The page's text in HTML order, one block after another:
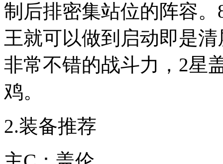
制后排密集站位的阵容
王就可以做到启动即是
非常不错的战斗力，2星
鸡。
2.装备推荐